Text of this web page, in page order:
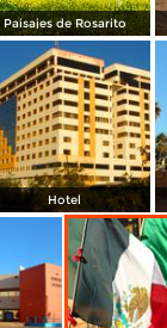
Paisajes de Rosarito
Hotel